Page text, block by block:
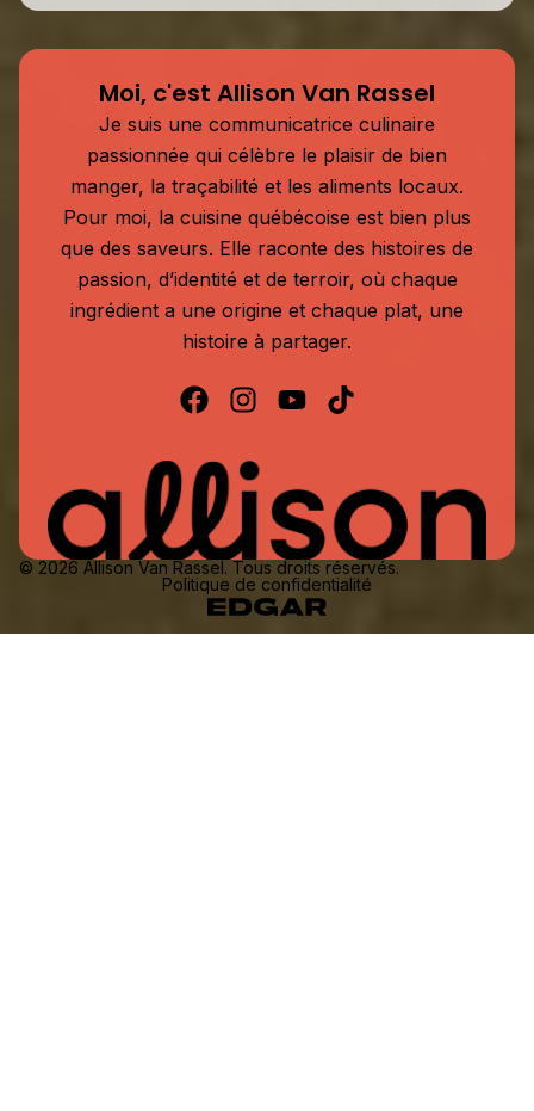
Moi, c'est Allison Van Rassel
Je suis une communicatrice culinaire
passionnée qui célèbre le plaisir de bien
manger, la traçabilité et les aliments locaux.
Pour moi, la cuisine québécoise est bien plus
que des saveurs. Elle raconte des histoires de
passion, d’identité et de terroir, où chaque
ingrédient a une origine et chaque plat, une
histoire à partager.
© 2026 Allison Van Rassel. Tous droits réservés.
Politique de confidentialité